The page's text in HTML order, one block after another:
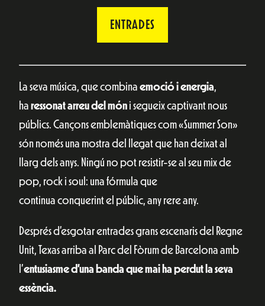
ENTRADES
La seva música, que combina emoció i energia,
ha ressonat arreu del món i segueix captivant nous
públics. Cançons emblemàtiques com «Summer Son»
són només una mostra del llegat que han deixat al
llarg dels anys. Ningú no pot resistir-se al seu mix de
pop, rock i soul: una fórmula que
continua conquerint el públic, any rere any.
Després d’esgotar entrades grans escenaris del Regne
Unit, Texas arriba al Parc del Fòrum de Barcelona amb
l’entusiasme d’una banda que mai ha perdut la seva
essència.